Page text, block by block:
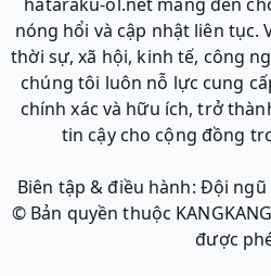
nóng hổi và cập nhật liên tục.
thời sự, xã hội, kinh tế, công
chúng tôi luôn nỗ lực cung
chính xác và hữu ích, trở
tin cậy cho cộng đồng
Biên tập & điều hành: Đội
© Bản quyền thuộc
được